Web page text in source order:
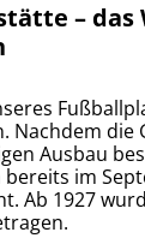
– das
Nachdem die
Ausbau
im
Ab 1927